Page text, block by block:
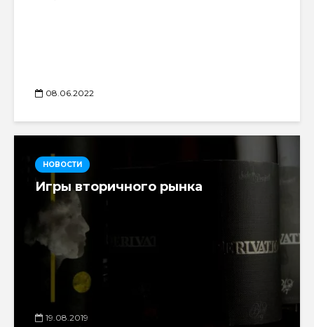
08.06.2022
НОВОСТИ
Игры вторичного рынка
19.08.2019